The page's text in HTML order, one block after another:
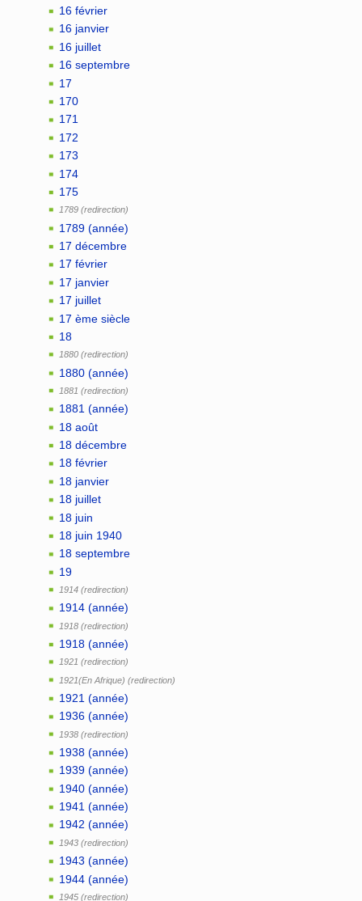
16 février
16 janvier
16 juillet
16 septembre
17
170
171
172
173
174
175
1789
1789 (année)
17 décembre
17 février
17 janvier
17 juillet
17 ème siècle
18
1880
1880 (année)
1881
1881 (année)
18 août
18 décembre
18 février
18 janvier
18 juillet
18 juin
18 juin 1940
18 septembre
19
1914
1914 (année)
1918
1918 (année)
1921
1921(En Afrique)
1921 (année)
1936 (année)
1938
1938 (année)
1939 (année)
1940 (année)
1941 (année)
1942 (année)
1943
1943 (année)
1944 (année)
1945